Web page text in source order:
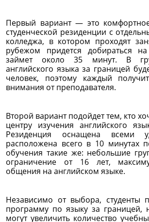
Первый вариант — это
студенческой резиденции с
колледжа, в котором проходят
рубежом придется добираться
займет около 35 минут. В
английского языка за границей
человек, поэтому каждый
внимания от преподавателя.
Второй вариант подойдет тем, кто
центру изучения английского
Резиденция оснащена всеми
расположена всего в 10 минутах
обучения такие же: небольшие
ограничение от 16 лет,
общения на английском языке.
Независимо от выбора, студенты
программу по языку за границей,
могут увеличить количество